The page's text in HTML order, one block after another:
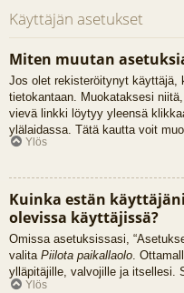
Käyttäjän asetukset
Miten muutan
Jos olet rekisteröitynyt käyttäjä,
tietokantaan. Muokataksesi
vievä linkki löytyy yleensä
ylälaidassa. Tätä kautta voit
Ylös
Kuinka estän
olevissa käyttäjissä?
Omissa asetuksissasi,
valita Piilota paikallaolo.
ylläpitäjille, valvojille ja itsellesi.
Ylös